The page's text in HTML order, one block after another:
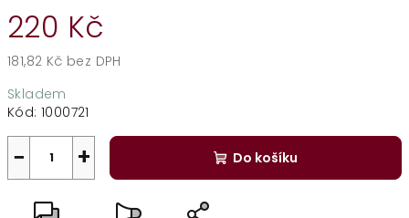
220 Kč
181,82 Kč bez DPH
cena:
Skladem
Kód: 1000721
+
− Do košíku